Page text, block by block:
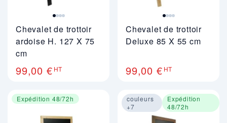
Chevalet de trottoir
ardoise H. 127 X 75
cm
99,00 € HT
Chevalet de trottoir
Deluxe 85 X 55 cm
99,00 € HT
Expédition 48/72h
couleurs
+7
Expédition
48/72h
Image 1 sur 4